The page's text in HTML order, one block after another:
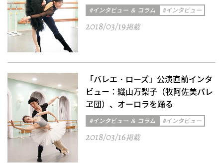
#インタビュー ＆ コラム #インタビュー
2018/03/19掲載
「バレエ・ローズ」公演直前インタ
ビュー：織山万梨子（牧阿佐美バレ
ヱ団）、オーロラを踊る
#インタビュー ＆ コラム #インタビュー
2018/03/16掲載